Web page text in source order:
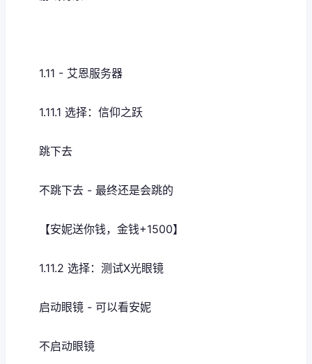
1.11 - 艾恩服务器
1.11.1 选择：信仰之跃
跳下去
不跳下去 - 最终还是会跳的
【安妮送你钱，金钱+1500】
1.11.2 选择：测试X光眼镜
启动眼镜 - 可以看安妮
不启动眼镜